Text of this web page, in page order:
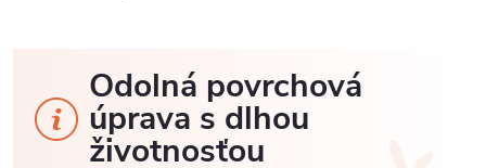
Odolná povrchová
úprava s dlhou
životnosťou